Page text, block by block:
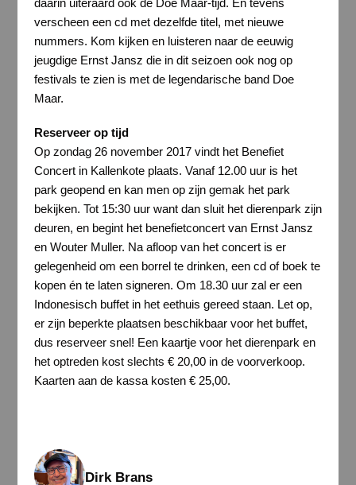
verscheen een cd met dezelfde titel, met nieuwe
nummers. Kom kijken en luisteren naar de eeuwig
jeugdige Ernst Jansz die in dit seizoen ook nog op
festivals te zien is met de legendarische band Doe
Maar.
Reserveer op tijd
Op zondag 26 november 2017 vindt het Benefiet
Concert in Kallenkote plaats. Vanaf 12.00 uur is het
park geopend en kan men op zijn gemak het park
bekijken. Tot 15:30 uur want dan sluit het dierenpark zijn
deuren, en begint het benefietconcert van Ernst Jansz
en Wouter Muller. Na afloop van het concert is er
gelegenheid om een borrel te drinken, een cd of boek te
kopen én te laten signeren. Om 18.30 uur zal er een
Indonesisch buffet in het eethuis gereed staan. Let op,
er zijn beperkte plaatsen beschikbaar voor het buffet,
dus reserveer snel! Een kaartje voor het dierenpark en
het optreden kost slechts € 20,00 in de voorverkoop.
Kaarten aan de kassa kosten € 25,00.
Dirk Brans